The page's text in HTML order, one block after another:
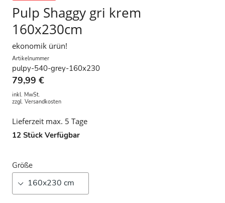
Pulp Shaggy gri krem
160x230cm
ekonomik ürün!
Artikelnummer
pulpy-540-grey-160x230
79,99 €
inkl. MwSt.
zzgl. Versandkosten
Lieferzeit max. 5 Tage
12 Stück Verfügbar
Größe